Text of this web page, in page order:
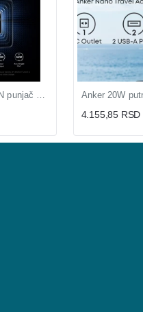
4.155,85 RSD